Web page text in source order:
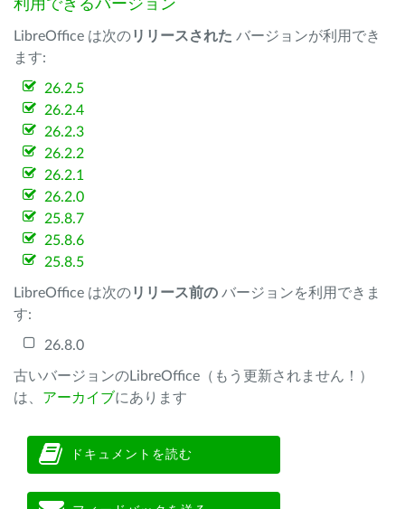
利用できるバージョン
LibreOffice は次のリリースされた バージョンが利用でき
ます:
26.2.5
26.2.4
26.2.3
26.2.2
26.2.1
26.2.0
25.8.7
25.8.6
25.8.5
LibreOffice は次のリリース前の バージョンを利用できま
す:
26.8.0
古いバージョンのLibreOffice（もう更新されません！）
は、 アーカイブにあります
ドキュメントを読む